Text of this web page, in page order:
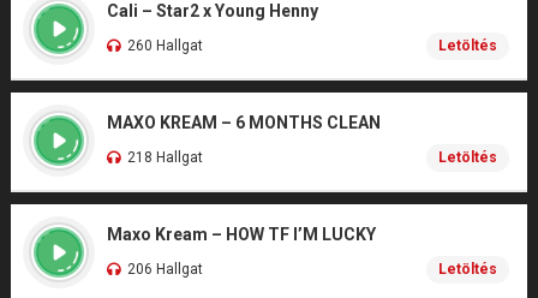
Cali – Star2 x Young Henny
260 Hallgat Letöltés
MAXO KREAM – 6 MONTHS CLEAN
218 Hallgat Letöltés
Maxo Kream – HOW TF I’M LUCKY
206 Hallgat Letöltés